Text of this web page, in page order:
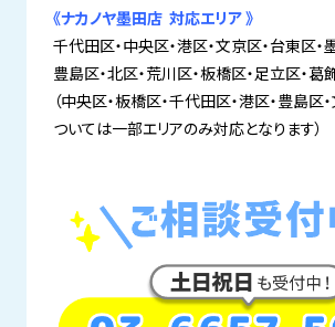
《ナカノヤ墨田店 対応エリア 》
千代田区・中央区・港区・文京区・台東区・
豊島区・北区・荒川区・板橋区・足立区・葛
（中央区・板橋区・千代田区・港区・豊島区
ついては一部エリアのみ対応となります）